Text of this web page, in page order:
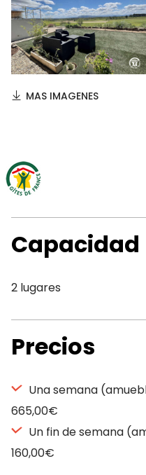
MAS IMAGENES
Capacidad
2 lugares
Precios
Una semana
665,00€
Un fin de semana
160,00€